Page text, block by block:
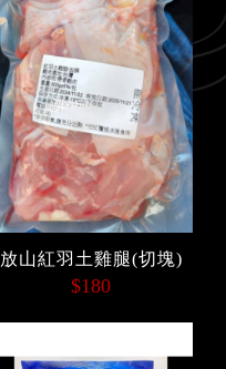
放山紅羽土雞腿(切塊)
$180